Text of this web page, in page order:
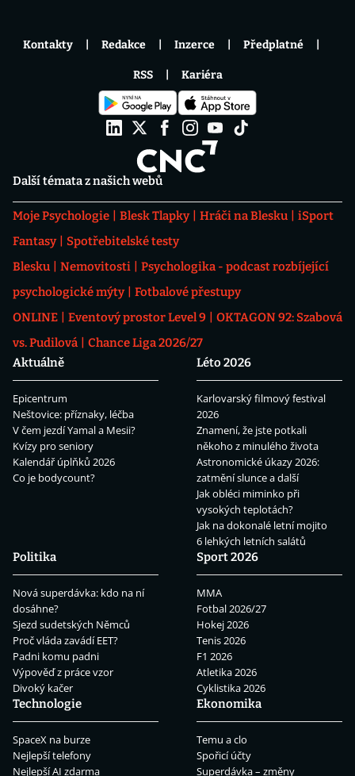
Další témata z našich webů
Moje Psychologie Blesk Tlapky Hráči na Blesku
iSport
Fantasy
Spotřebitelské testy
Blesku
Nemovitosti
Psychologika - podcast rozbíjející
psychologické mýty
Fotbalové přestupy
ONLINE
Eventový prostor Level 9
OKTAGON 92: Szabová
vs. Pudilová
Chance Liga 2026/27
Aktuálně
Epicentrum
Neštovice: příznaky, léčba
V čem jezdí Yamal a Mesii?
Kvízy pro seniory
Kalendář úplňků 2026
Co je bodycount?
Léto 2026
Karlovarský filmový festival
2026
Znamení, že jste potkali
někoho z minulého života
Astronomické úkazy 2026:
zatmění slunce a další
Jak obléci miminko při
vysokých teplotách?
Jak na dokonalé letní mojito
6 lehkých letních salátů
Politika
Nová superdávka: kdo na ní
dosáhne?
Sjezd sudetských Němců
Proč vláda zavádí EET?
Padni komu padni
Výpověď z práce vzor
Divoký kačer
Sport 2026
MMA
Fotbal 2026/27
Hokej 2026
Tenis 2026
F1 2026
Atletika 2026
Cyklistika 2026
Technologie
SpaceX na burze
Nejlepší telefony
Nejlepší AI zdarma
Ekonomika
Temu a clo
Spořicí účty
Superdávka – změny
Kontakty Redakce Inzerce Předplatné
RSS Kariéra